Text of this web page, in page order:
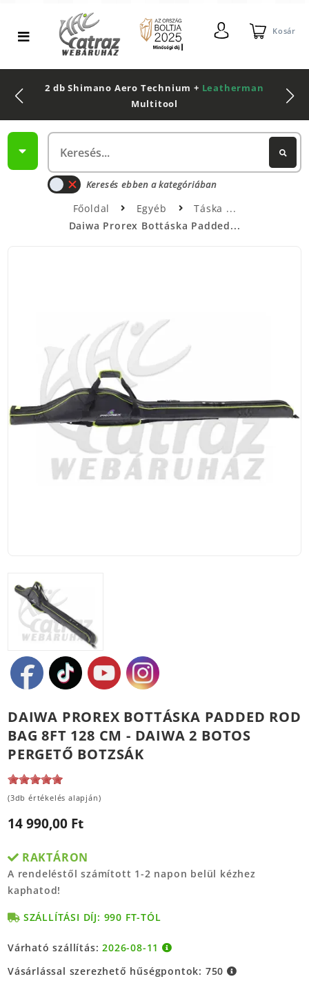
Kosár
2 db Shimano Aero Technium + Leatherman
Multitool
Keresés ebben a kategóriában
Főoldal Egyéb
Táska
Daiwa Prorex Bottáska Padded...
DAIWA PROREX BOTTÁSKA PADDED ROD
BAG 8FT 128 CM - DAIWA 2 BOTOS
PERGETŐ BOTZSÁK
(3db értékelés alapján)
14 990,00 Ft
RAKTÁRON
A rendeléstől számított 1-2 napon belül kézhez
kaphatod!
SZÁLLÍTÁSI DÍJ: 990 FT-TÓL
Várható szállítás:2026-08-11
Vásárlással szerezhető hűségpontok: 750